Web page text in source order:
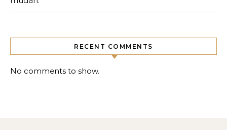
RECENT COMMENTS
No comments to show.